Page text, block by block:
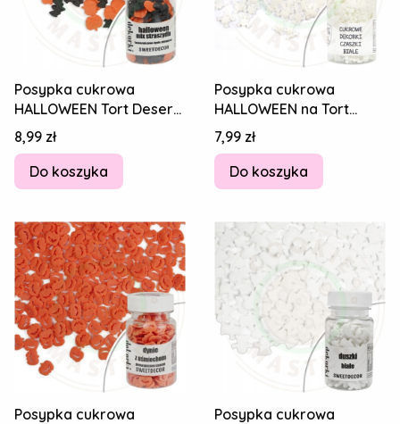
Posypka cukrowa
HALLOWEEN Tort Deser
STRASZYDŁA DYNIE I
NIETOPERZE MIX 30g
Cena
8,99 zł
Do koszyka
Posypka cukrowa
HALLOWEEN na Tort
Pierniki Lody TRUPIE
CZASZKI BIAŁE 30g
Cena
7,99 zł
Do koszyka
Posypka cukrowa
Posypka cukrowa